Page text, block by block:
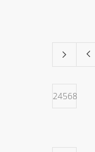
2
24568